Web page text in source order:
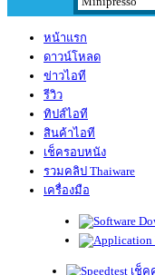
หน้าแรก
ดาวน์โหลด
ข่าวไอที
รีวิว
ทิปส์ไอที
สินค้าไอที
เช็ครอบหนัง
รวมคลิป Thaiware
เครื่องมือ
เช็ค